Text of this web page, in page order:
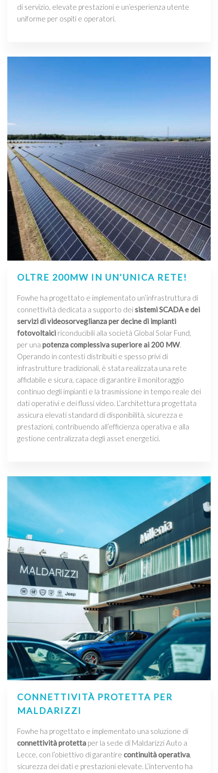
di servizio, elevate prestazioni e un’esperienza utente
uniforme per ospiti e operatori.
OLTRE 200MW IN UN'UNICA RETE!
Fowhe ha progettato e implementato un’infrastruttura di
connettività dedicata a supporto deisistemi SCADA e dei
servizi di videosorveglianza per decine di impianti
fotovoltaici riconducibili alla società Global Solar Fund,
per una potenza complessiva superiore ai 200 MW.
Operando in contesti distribuiti e spesso privi di
infrastrutture tradizionali, è stata realizzata una rete
affidabile e sicura, capace di garantire il monitoraggio
continuo degli impianti e la trasmissione in tempo reale dei
dati operativi e dei flussi video. L’architettura progettata
assicura elevati standard di disponibilità, sicurezza e
prestazioni, contribuendo all’efficienza operativa e alla
gestione centralizzata degli asset energetici.
CONNETTIVITÀ PROTETTA PER
MALDARIZZI
Fowhe ha progettato e implementato una soluzione di
connettività protetta per la sede di Maldarizzi Auto a
Lecce, con l’obiettivo di garantire continuità operativa,
sicurezza dei dati e prestazioni elevate. L’intervento ha